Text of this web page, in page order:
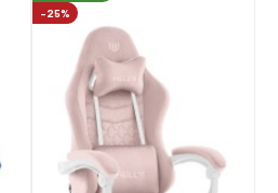
-25%